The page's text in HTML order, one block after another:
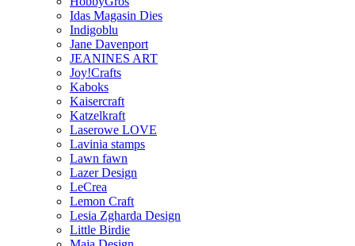
Idas Magasin Dies
Indigoblu
Jane Davenport
JEANINES ART
Joy!Crafts
Kaboks
Kaisercraft
Katzelkraft
Laserowe LOVE
Lavinia stamps
Lawn fawn
Lazer Design
LeCrea
Lemon Craft
Lesia Zgharda Design
Little Birdie